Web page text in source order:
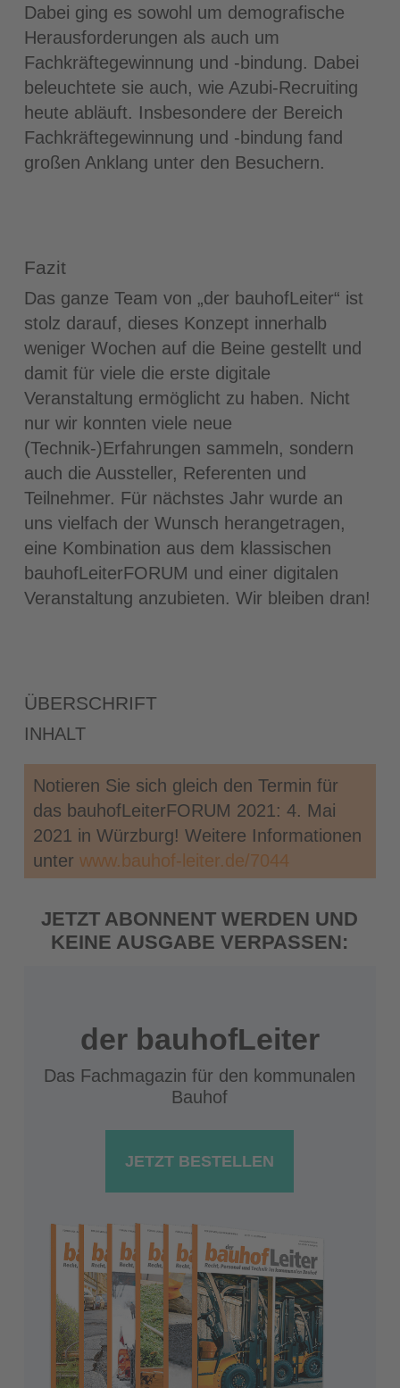
Dabei ging es sowohl um demografische
Herausforderungen als auch um
Fachkräftegewinnung und -bindung. Dabei
beleuchtete sie auch, wie Azubi-Recruiting
heute abläuft. Insbesondere der Bereich
Fachkräftegewinnung und -bindung fand
großen Anklang unter den Besuchern.
Fazit
Das ganze Team von „der bauhofLeiter“ ist
stolz darauf, dieses Konzept innerhalb
weniger Wochen auf die Beine gestellt und
damit für viele die erste digitale
Veranstaltung ermöglicht zu haben. Nicht
nur wir konnten viele neue
(Technik-)Erfahrungen sammeln, sondern
auch die Aussteller, Referenten und
Teilnehmer. Für nächstes Jahr wurde an
uns vielfach der Wunsch herangetragen,
eine Kombination aus dem klassischen
bauhofLeiterFORUM und einer digitalen
Veranstaltung anzubieten. Wir bleiben dran!
ÜBERSCHRIFT
INHALT
Notieren Sie sich gleich den Termin für
das bauhofLeiterFORUM 2021: 4. Mai
2021 in Würzburg! Weitere Informationen
unterwww.bauhof-leiter.de/7044
JETZT ABONNENT WERDEN UND
KEINE AUSGABE VERPASSEN:
der bauhofLeiter
Das Fachmagazin für den kommunalen
Bauhof
JETZT BESTELLEN